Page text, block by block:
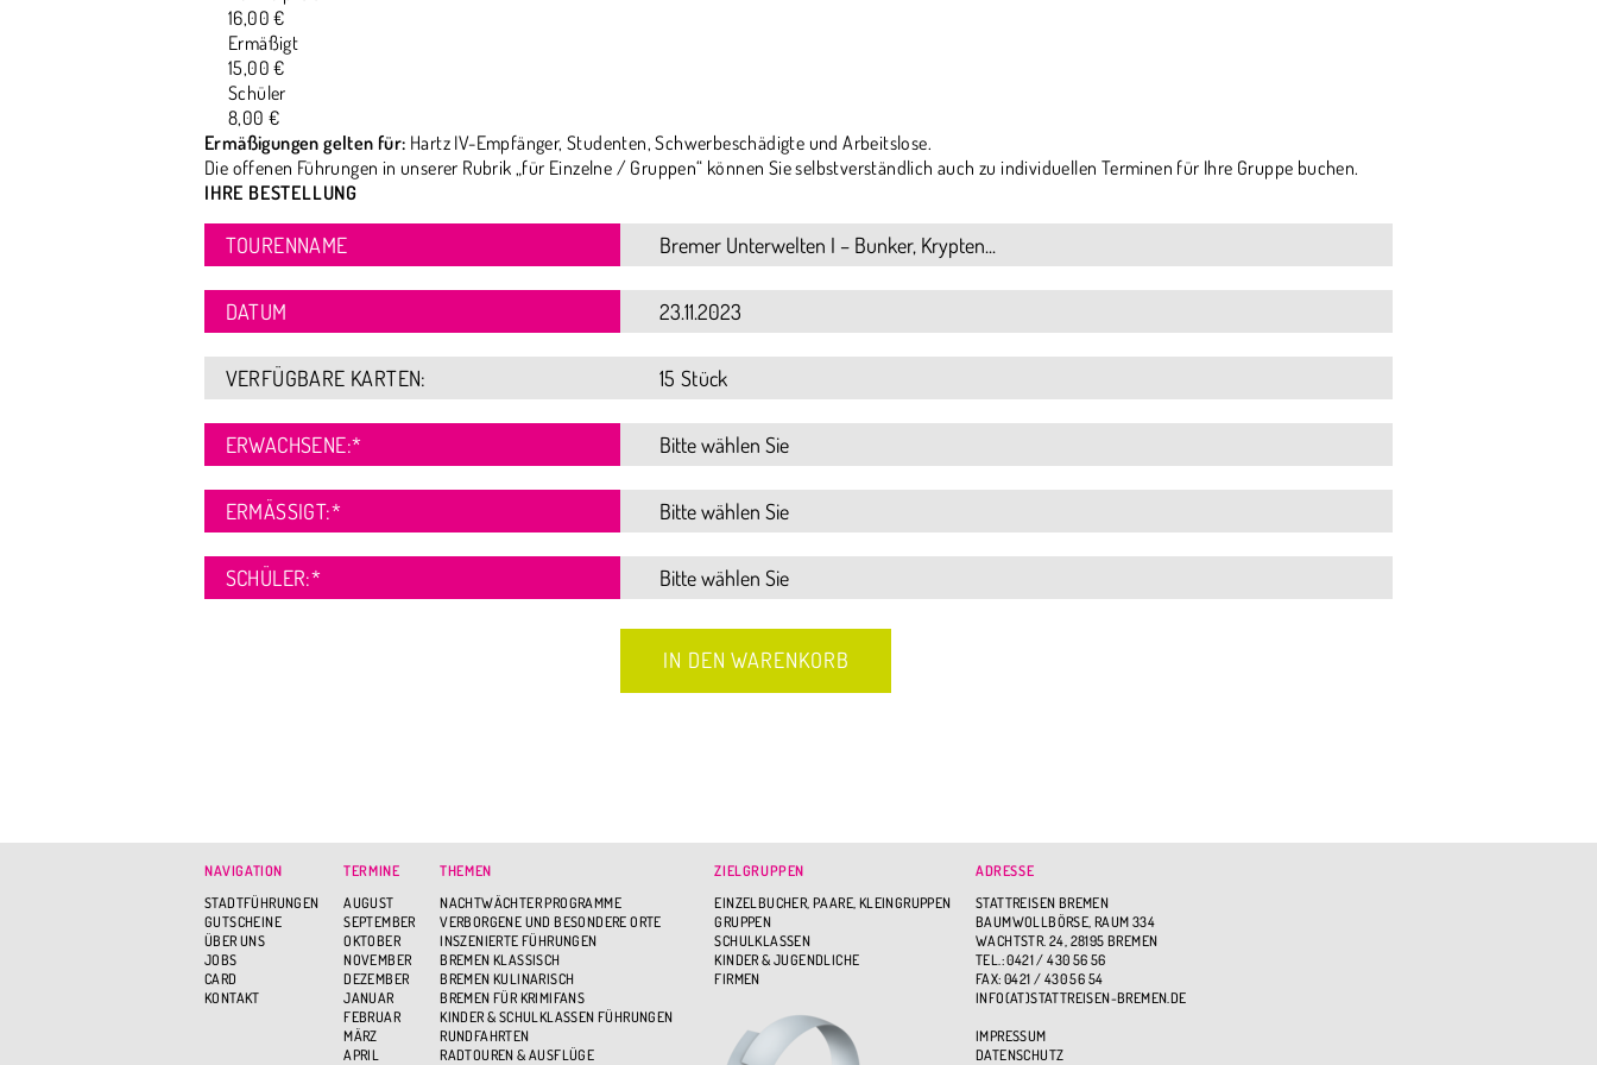
16,00 €
Ermäßigt
15,00 €
Schüler
8,00 €
Ermäßigungen gelten für: Hartz IV-Empfänger, Studenten, Schwerbeschädigte und Arbeitslose.
Die offenen Führungen in unserer Rubrik „für Einzelne / Gruppen“ können Sie selbstverständlich auch zu individuellen Terminen für Ihre Gruppe buchen.
IHRE BESTELLUNG
TOURENNAME
DATUM
VERFÜGBARE KARTEN: 15 Stück
ERWACHSENE:*
ERMÄSSIGT: *
SCHÜLER:*
NAVIGATION
STADTFÜHRUNGEN
GUTSCHEINE
ÜBER UNS
JOBS
CARD
KONTAKT
TERMINE
AUGUST
SEPTEMBER
OKTOBER
NOVEMBER
DEZEMBER
JANUAR
FEBRUAR
MÄRZ
APRIL
THEMEN
NACHTWÄCHTER PROGRAMME
VERBORGENE UND BESONDERE ORTE
INSZENIERTE FÜHRUNGEN
BREMEN KLASSISCH
BREMEN KULINARISCH
BREMEN FÜR KRIMIFANS
KINDER & SCHULKLASSEN FÜHRUNGEN
RUNDFAHRTEN
RADTOUREN & AUSFLÜGE
ZIELGRUPPEN
EINZELBUCHER, PAARE, KLEINGRUPPEN
GRUPPEN
SCHULKLASSEN
KINDER & JUGENDLICHE
FIRMEN
ADRESSE
STATTREISEN BREMEN
BAUMWOLLBÖRSE, RAUM 334
WACHTSTR. 24, 28195 BREMEN
TEL.: 0421 / 430 56 56
FAX: 0421 / 430 56 54
INFO(AT)STATTREISEN-BREMEN.DE
IMPRESSUM
DATENSCHUTZ